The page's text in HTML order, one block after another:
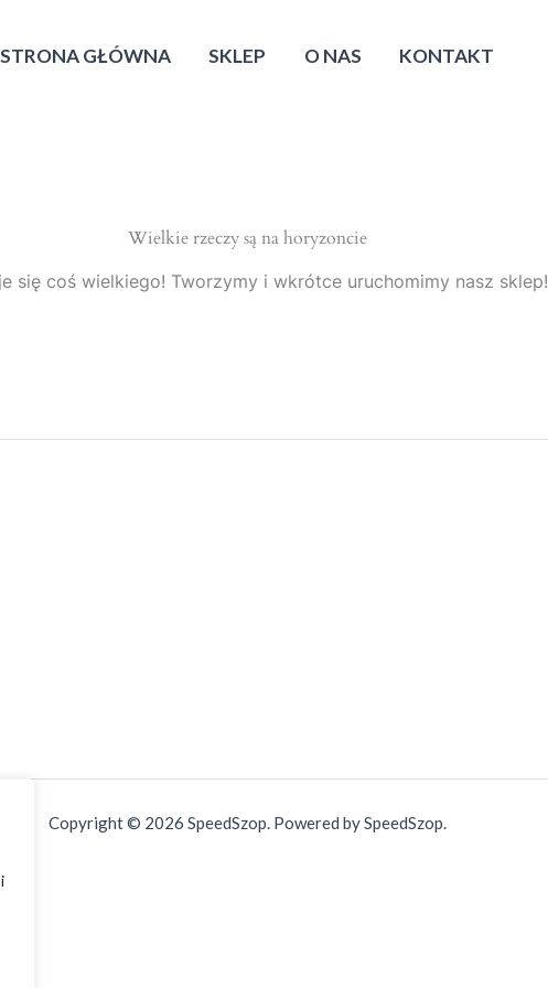
STRONA GŁÓWNA SKLEP O NAS KONTAKT
Wielkie rzeczy są na horyzoncie
się coś wielkiego! Tworzymy i wkrótce uruchomimy nasz sklep!
Copyright © 2026 SpeedSzop. Powered by SpeedSzop.